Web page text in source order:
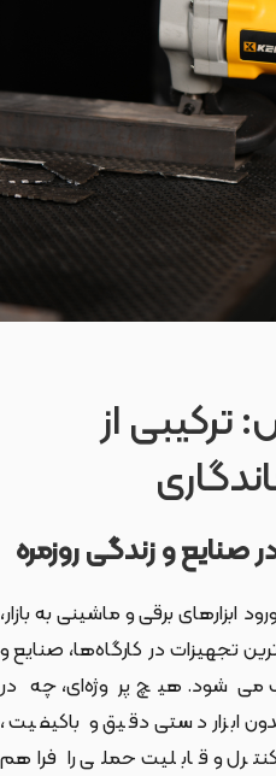
ترکیبی از
صنایع و زندگی روزمره
ابزارهای برقی و ماشینی به بازار،
تجهیزات در کارگاه‌ها، صنایع و
هیچ پروژه‌ای، چه در
ابزار دستی دقیق و باکیفیت،
و قابلیت حملی را فراهم